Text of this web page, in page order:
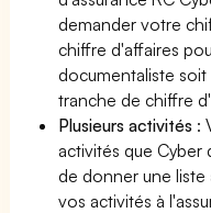
demander votre
chiffre d'affaires
documentaliste
tranche de chiffre
Plusieurs activités :
activités que Cyber
de donner une liste
vos activités à